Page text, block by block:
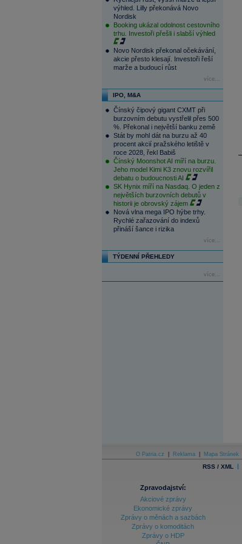
výhled. Lilly překonává Novo
Nordisk
Booking ukázal odolnost cestovního
trhu. Investoři přešli i slabší výhled
Novo Nordisk překonal očekávání,
akcie přesto klesají. Investoři řeší
marže a budoucí růst
více...
IPO, M&A
Čínský čipový gigant CXMT při
burzovním debutu vystřelil přes 500
%. Překonal i největší banku země
Stát by mohl dát na burzu až 40
procent akcií pražského letiště v
roce 2028, řekl Babiš
Čínský Moonshot AI míří na burzu.
Jeho model Kimi K3 znovu rozvířil
debatu o budoucnosti AI
SK Hynix míří na Nasdaq. O jeden z
největších burzovních debutů v
historii je obrovský zájem
Nová vlna mega IPO hýbe trhy.
Rychlé zařazování do indexů
přináší šance i rizika
více...
TÝDENNÍ PŘEHLEDY
více...
O Patria.cz Reklama Mapa Stránek
RSS / XML |
Zpravodajství:
Akciové zprávy
Ekonomické zprávy
Zprávy o měnách a sazbách
Zprávy o komoditách
Zprávy o HDP